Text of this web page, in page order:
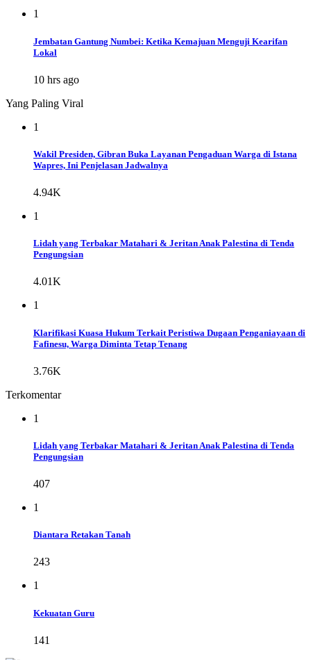
1
Jembatan Gantung Numbei: Ketika Kemajuan Menguji Kearifan
Lokal
10 hrs ago
Yang Paling Viral
1
Wakil Presiden, Gibran Buka Layanan Pengaduan Warga di Istana
Wapres, Ini Penjelasan Jadwalnya
4.94K
1
Lidah yang Terbakar Matahari & Jeritan Anak Palestina di Tenda
Pengungsian
4.01K
1
Klarifikasi Kuasa Hukum Terkait Peristiwa Dugaan Penganiayaan di
Fafinesu, Warga Diminta Tetap Tenang
3.76K
Terkomentar
1
Lidah yang Terbakar Matahari & Jeritan Anak Palestina di Tenda
Pengungsian
407
1
Diantara Retakan Tanah
243
1
Kekuatan Guru
141